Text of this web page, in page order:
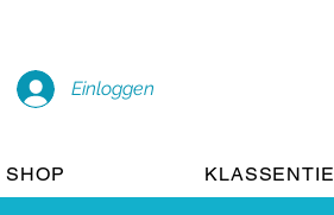
Einloggen
SHOP